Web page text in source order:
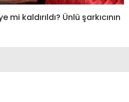
kaldırıldı? Ünlü şarkıcının